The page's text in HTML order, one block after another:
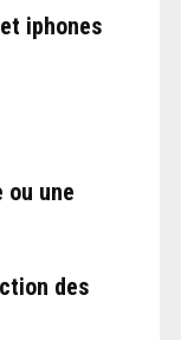
iphones
ou une
des